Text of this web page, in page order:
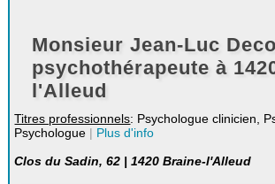
Monsieur Jean-Luc
psychothérapeute à
l'Alleud
Titres professionnels: Psychologue clinicien,
Psychologue | Plus d'info
Clos du Sadin, 62 | 1420 Braine-l'Alleud